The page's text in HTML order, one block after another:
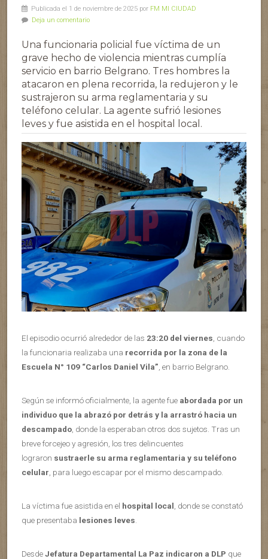
Publicada el 1 de noviembre de 2025 por FM MI CIUDAD
Deja un comentario
Una funcionaria policial fue víctima de un
grave hecho de violencia mientras cumplía
servicio en barrio Belgrano. Tres hombres la
atacaron en plena recorrida, la redujeron y le
sustrajeron su arma reglamentaria y su
teléfono celular. La agente sufrió lesiones
leves y fue asistida en el hospital local.
El episodio ocurrió alrededor de las 23:20 del viernes , cuando
la funcionaria realizaba una recorrida por la zona de la
Escuela N° 109 “Carlos Daniel Vila” , en barrio Belgrano.
Según se informó oficialmente, la agente fue abordada por un
individuo que la abrazó por detrás y la arrastró hacia un
descampado , donde la esperaban otros dos sujetos. Tras un
breve forcejeo y agresión, los tres delincuentes
lograron sustraerle su arma reglamentaria y su teléfono
celular , para luego escapar por el mismo descampado.
La víctima fue asistida en el hospital local , donde se constató
que presentaba lesiones leves
DesdeJefatura Departamental La Paz indicaron a DLP que